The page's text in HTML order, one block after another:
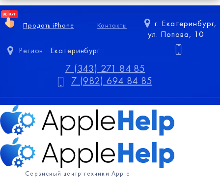
Продать iPhone Контакты
Регион: Екатеринбург
г. Екатеринбург,
ул. Попова, 10
7 (343) 271 84 85
7 (982) 694 84 85
Сервисный центр техники Apple